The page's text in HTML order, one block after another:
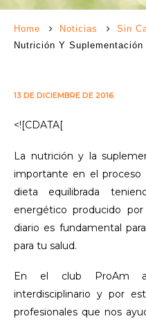
Home Noticias
Sin
Nutrición Y
13 DE DICIEMBRE DE 2016
<![CDATA[
La nutrición y la
importante en el proceso
dieta equilibrada
energético producido
diario es fundamental
para tu salud.
En el club ProAm
interdisciplinario y por
profesionales que nos